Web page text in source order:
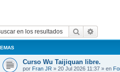
Buscar
Curso Wu Taijiquan libre.
por Fran JR » 20 Jul 2026 11:37 » en